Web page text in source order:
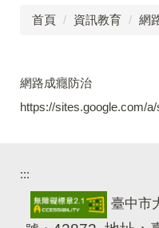
首頁 資訊教育 網
網路成癮防治
https://sites.google.com/
:::
臺中市